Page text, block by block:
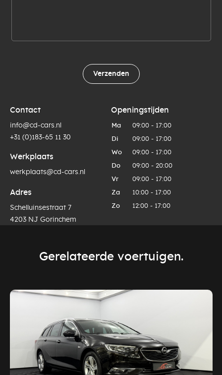
Verzenden
Contact
info@cd-cars.nl
+31 (0)183-65 11 30
Werkplaats
werkplaats@cd-cars.nl
Adres
Schelluinsestraat 7
4203 NJ Gorinchem
Openingstijden
Ma 09:00 - 17:00
Di 09:00 - 17:00
Wo 09:00 - 17:00
Do 09:00 - 20:00
Vr 09:00 - 17:00
Za 10:00 - 17:00
Zo 12:00 - 17:00
Gerelateerde voertuigen.